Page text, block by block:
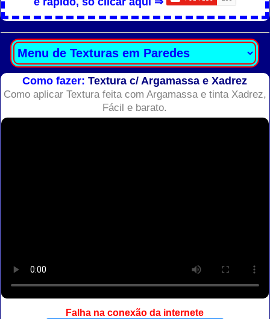
Como fazer:Textura c/ Argamassa e Xadrez
Como aplicar Textura feita com Argamassa e tinta Xadrez,
Fácil e barato.
Falha na conexão da internete